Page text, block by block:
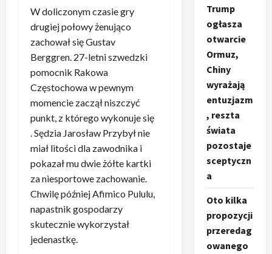
W doliczonym czasie gry
drugiej połowy żenująco
zachował się Gustav
Berggren. 27-letni szwedzki
pomocnik Rakowa
Częstochowa w pewnym
momencie zaczął niszczyć
punkt, z którego wykonuje się
. Sędzia Jarosław Przybył nie
miał litości dla zawodnika i
pokazał mu dwie żółte kartki
za niesportowe zachowanie.
Chwilę później Afimico Pululu,
napastnik gospodarzy
skutecznie wykorzystał
jedenastkę.
Trump
ogłasza
otwarcie
Ormuz,
Chiny
wyrażają
entuzjazm
, reszta
świata
pozostaje
sceptyczn
a
Oto kilka
propozycji
przeredag
owanego